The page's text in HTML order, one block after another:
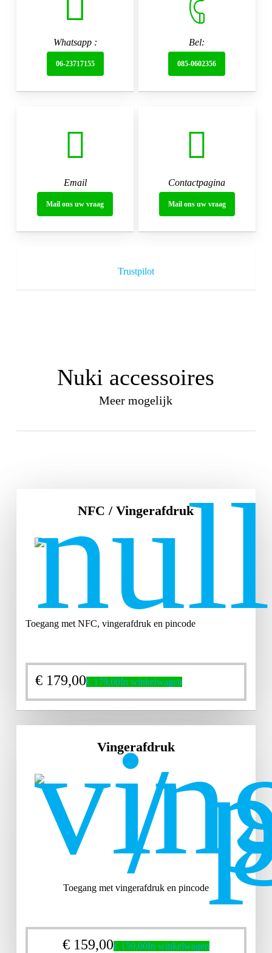
Whatsapp :
06-23717155
Bel:
085-0602356
Email
Mail ons uw vraag
Contactpagina
Mail ons uw vraag
Trustpilot
Nuki accessoires
Meer mogelijk
NFC / Vingerafdruk
Toegang met NFC, vingerafdruk en pincode
€179,00€179,00In winkelwagen
Vingerafdruk
Toegang met vingerafdruk en pincode
€159,00€159,00In winkelwagen